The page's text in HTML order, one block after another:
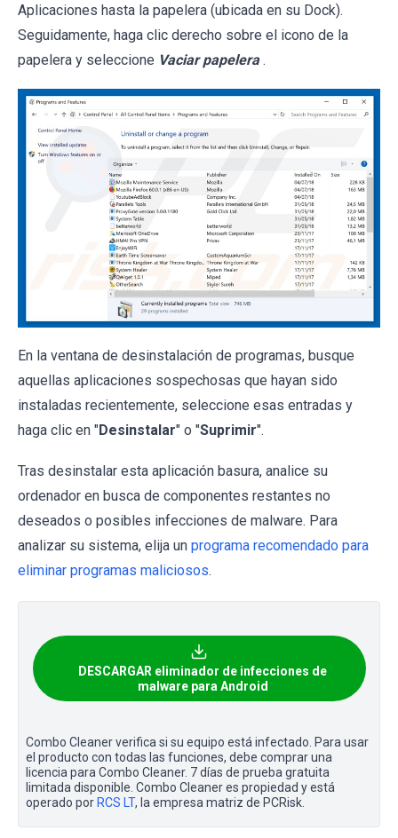
Aplicaciones hasta la papelera (ubicada en su Dock).
Seguidamente, haga clic derecho sobre el icono de la
papelera y seleccione Vaciar papelera .
En la ventana de desinstalación de programas, busque
aquellas aplicaciones sospechosas que hayan sido
instaladas recientemente, seleccione esas entradas y
haga clic en "Desinstalar" o "Suprimir".
Tras desinstalar esta aplicación basura, analice su
ordenador en busca de componentes restantes no
deseados o posibles infecciones de malware. Para
analizar su sistema, elija un programa recomendado para
eliminar programas maliciosos.
DESCARGAR eliminador de infecciones de
malware para Android
Combo Cleaner verifica si su equipo está infectado. Para usar
el producto con todas las funciones, debe comprar una
licencia para Combo Cleaner. 7 días de prueba gratuita
limitada disponible. Combo Cleaner es propiedad y está
operado por RCS LT, la empresa matriz de PCRisk.